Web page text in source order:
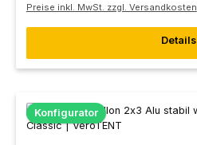
Preise inkl. MwSt. zzgl. Versandkosten
Details
Konfigurator